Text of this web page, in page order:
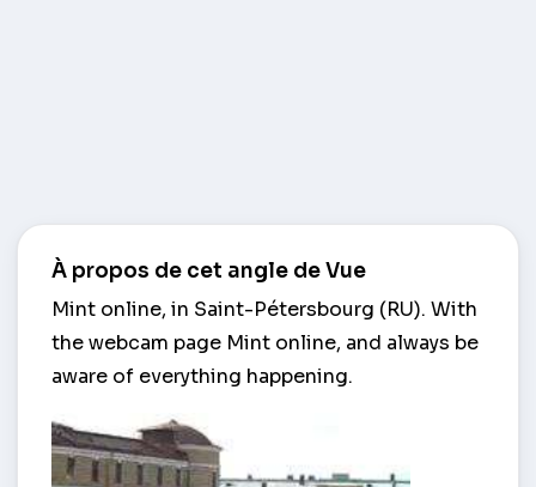
À propos de cet angle de Vue
Mint online, in Saint-Pétersbourg (RU). With
the webcam page Mint online, and always be
aware of everything happening.